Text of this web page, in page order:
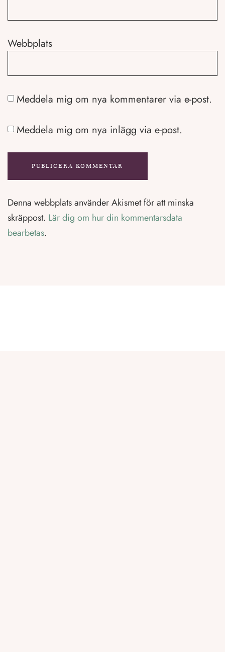
Webbplats
Meddela mig om nya kommentarer via e-post.
Meddela mig om nya inlägg via e-post.
Denna webbplats använder Akismet för att minska
skräppost. Lär dig om hur din kommentarsdata
bearbetas.